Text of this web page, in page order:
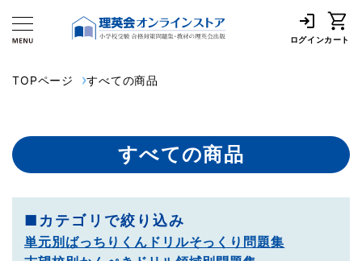
ログインカート
TOPページ すべての商品
すべての商品
■カテゴリで絞り込み
単元別ばっちりくんドリルそっくり問題集